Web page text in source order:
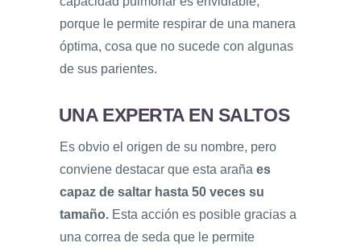
porque le permite respirar de una manera
óptima, cosa que no sucede con algunas
de sus parientes.
UNA EXPERTA EN SALTOS
Es obvio el origen de su nombre, pero
conviene destacar que esta araña es
capaz de saltar hasta 50 veces su
tamaño. Esta acción es posible gracias a
una correa de seda que le permite